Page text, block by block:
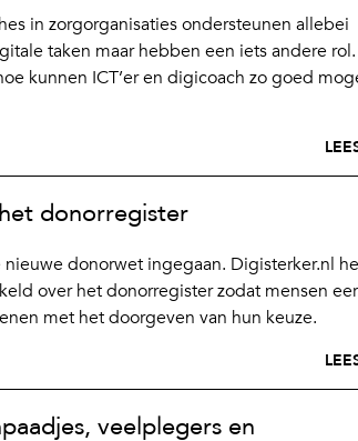
in zorgorganisaties ondersteunen allebei
taken maar hebben een iets andere
kunnen ICT’er en digicoach zo goed
donorregister
donorwet ingegaan. Digisterker.nl
over het donorregister zodat mensen
met het doorgeven van hun keuze.
veelplegers en